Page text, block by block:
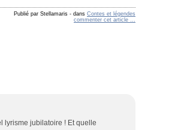
Publié par Stellamaris - dans Contes et légendes
commenter cet article …
lyrisme jubilatoire ! Et quelle